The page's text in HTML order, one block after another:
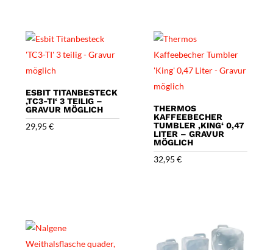
ESBIT TITANBESTECK
‚TC3-TI‘ 3 TEILIG –
GRAVUR MÖGLICH
29,95€
THERMOS
KAFFEEBECHER
TUMBLER ‚KING‘ 0,47
LITER – GRAVUR
MÖGLICH
32,95€